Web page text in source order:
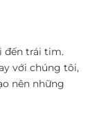
đến trái tim.
với chúng tôi,
nên những